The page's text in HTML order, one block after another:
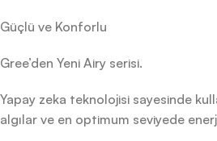
Güçlü ve Konforlu
Gree’den Yeni Airy serisi.
Yapay zeka teknolojisi sayesinde
algılar ve en optimum seviyede